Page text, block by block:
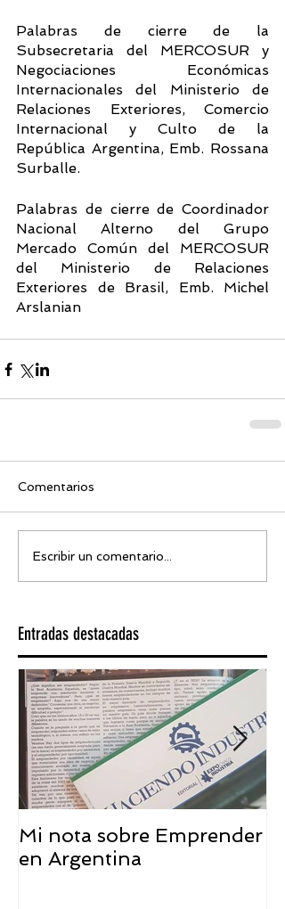
Palabras de cierre de la
Subsecretaria del MERCOSUR y
Negociaciones Económicas
Internacionales del Ministerio de
Relaciones Exteriores, Comercio
Internacional y Culto de la
República Argentina, Emb. Rossana
Surballe.
Palabras de cierre de Coordinador
Nacional Alterno del Grupo
Mercado Común del MERCOSUR
del Ministerio de Relaciones
Exteriores de Brasil, Emb. Michel
Arslanian
Comentarios
Escribir un comentario...
Entradas destacadas
Mi nota sobre Emprender
en Argentina